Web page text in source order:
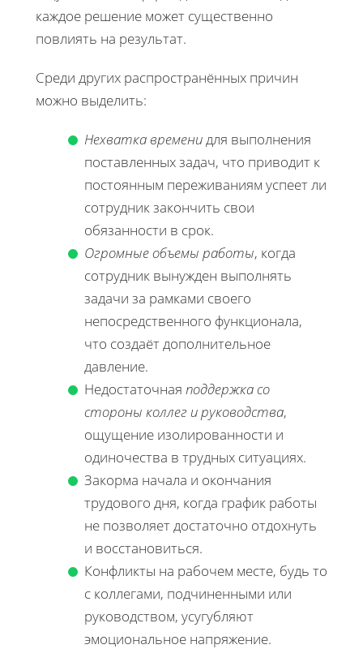
каждое решение может существенно
повлиять на результат.
Среди других распространённых причин
можно выделить:
Нехватка временидля выполнения
поставленных задач, что приводит к
постоянным переживаниям успеет ли
сотрудник закончить свои
обязанности в срок.
Огромные объемы работы, когда
сотрудник вынужден выполнять
задачи за рамками своего
непосредственного функционала,
что создаёт дополнительное
давление.
Недостаточная поддержка со
стороны коллег и руководства,
ощущение изолированности и
одиночества в трудных ситуациях.
Закорма начала и окончания
трудового дня, когда график работы
не позволяет достаточно отдохнуть
и восстановиться.
Конфликты на рабочем месте, будь то
с коллегами, подчиненными или
руководством, усугубляют
эмоциональное напряжение.